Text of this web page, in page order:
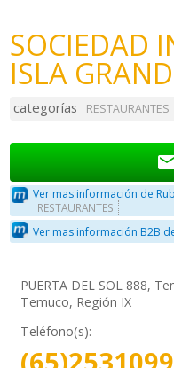
SOCIEDAD
ISLA
categorías RESTAURANTES
Ver mas información de
RESTAURANTES
Ver mas información B2B
PUERTA DEL SOL 888,
Temuco, Región IX
Teléfono(s):